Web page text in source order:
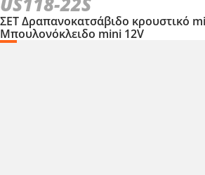
ΣΕΤ Δραπανοκατσάβιδο κρουστικό
Μπουλονόκλειδο mini 12V